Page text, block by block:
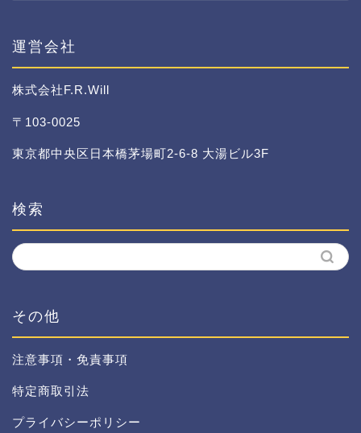
ー
運営会社
株式会社F.R.Will
〒103-0025
東京都中央区日本橋茅場町2-6-8 大湯ビル3F
検索
その他
注意事項・免責事項
特定商取引法
プライバシーポリシー